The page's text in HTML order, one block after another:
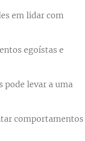
em lidar com
egoístas e
pode levar a uma
comportamentos